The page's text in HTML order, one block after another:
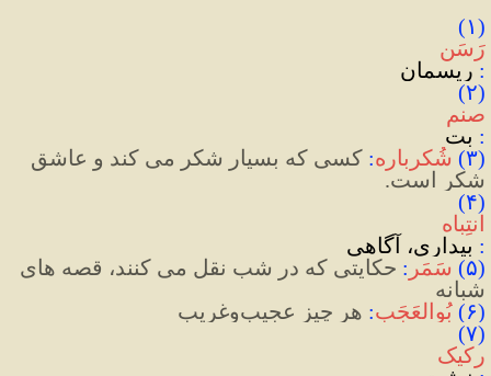
(۱)
رَسَن
:‌ ریسمان
(۲)
صنم
: بت
(۳) شُکرباره:
شکر است.
(۴)
انتِباه
:‌ بیداری، آگاهی
(۵) سَمَر :
شبانه
(۶) بُوالعَجَب: هر چیز عجیبوغریب
(۷)
رکیک